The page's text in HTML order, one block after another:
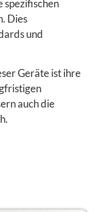
spezifischen
Dies
und
Geräte ist ihre
auch die